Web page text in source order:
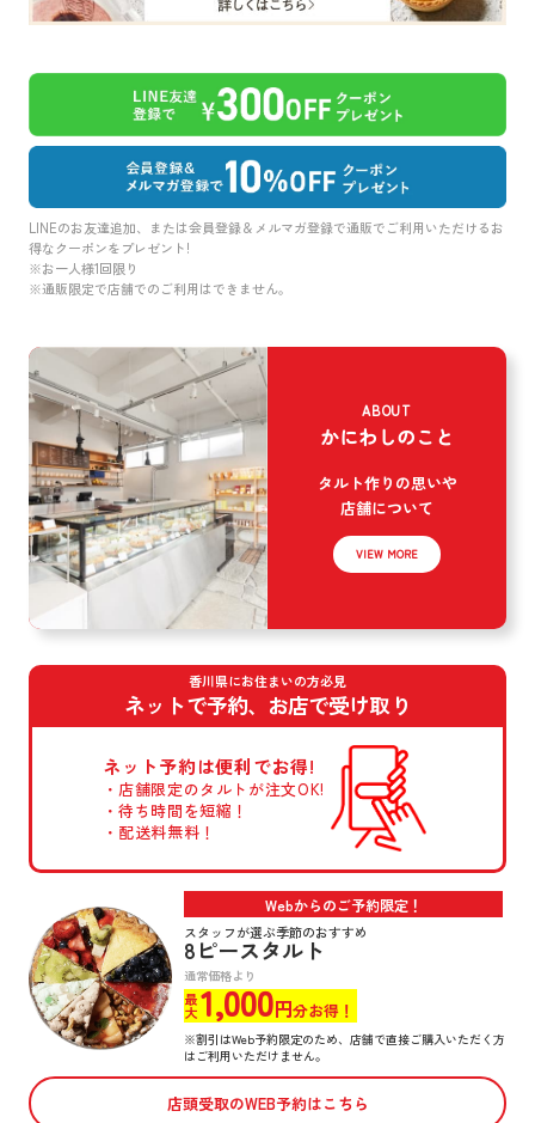
LINEのお友達追加、または会員登録＆メルマガ登録で通販でご利用いただけるお
得なクーポンをプレゼント!
※お一人様1回限り
※通販限定で店舗でのご利用はできません。
ABOUT
かにわしのこと
タルト作りの思いや
店舗について
VIEW MORE
香川県にお住まいの方必見
ネットで予約、お店で受け取り
ネット予約は便利でお得!
店舗限定のタルトが注文OK!
待ち時間を短縮！
配送料無料！
Webからのご予約限定！
スタッフが選ぶ季節のおすすめ
8ピースタルト
通常価格より
最大1,000円分お得！
※割引はWeb予約限定のため、店舗で直接ご購入いただく方
はご利用いただけません。
店頭受取のWEB予約はこちら